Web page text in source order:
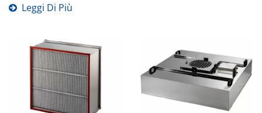
migliorano...
Leggi Di Più